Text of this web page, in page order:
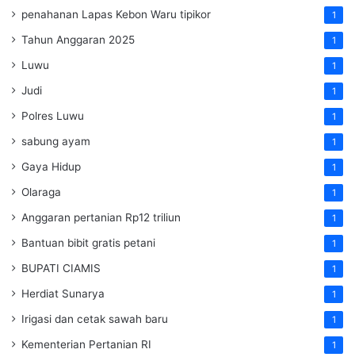
penahanan Lapas Kebon Waru tipikor 1
Tahun Anggaran 2025 1
Luwu 1
Judi 1
Polres Luwu 1
sabung ayam 1
Gaya Hidup 1
Olaraga 1
Anggaran pertanian Rp12 triliun 1
Bantuan bibit gratis petani 1
BUPATI CIAMIS 1
Herdiat Sunarya 1
Irigasi dan cetak sawah baru 1
Kementerian Pertanian RI 1